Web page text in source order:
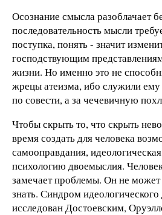
Осознание смысла разоблачает
последовательность мысли
поступка, понять - значит
господствующим
жизни. Но именно это не
жрецы атеизма, ибо служили
по совести, а за чечевичную
Чтобы скрыть то, что скрыть
время создать для человека
самооправдания,
психологию двоемыслия.
замечает проблемы. Он не может
знать. Синдром
исследован Достоевским,